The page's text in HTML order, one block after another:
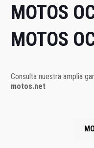
MOTOS
MOTOS
Consulta nuestra amplia
motos.net